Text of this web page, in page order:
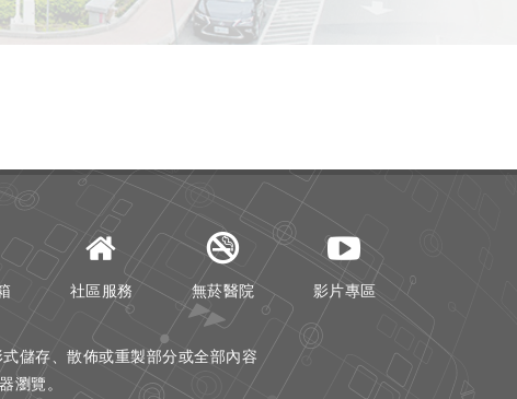
社區服務 無菸醫院 影片專區
儲存、散佈或重製部分或全部內容
瀏覽。